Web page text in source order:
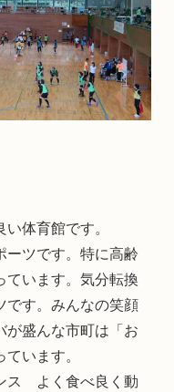
体育館です。
ーツです。特に高齢
います。気分転換
です。みんなの笑顔
が盛んな市町は「お
います。
ス よく食べ良く動